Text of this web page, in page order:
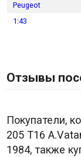
Peugeot
1:43
Отзывы
Покупатели,
205 T16
1984, также